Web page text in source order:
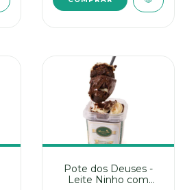
Pote dos Deuses -
Leite Ninho com